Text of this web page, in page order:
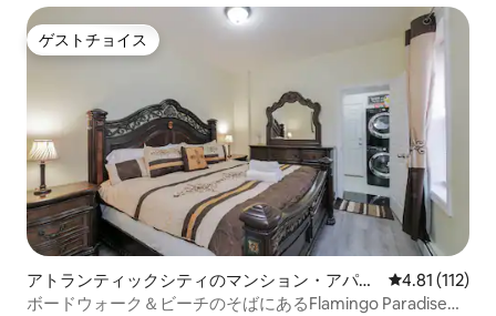
ゲストチョイス
ゲストチョイス
アトランティックシティのマンション・アパー
ト
レビュー112
4.81 (112)
ボードウォーク＆ビーチのそばにあるFlamingo Paradiseの